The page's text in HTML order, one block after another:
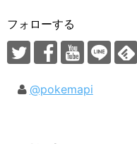
フォローする
@pokemapi